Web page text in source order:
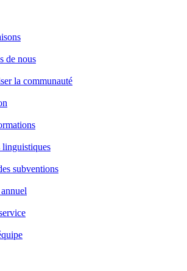
de nous
la communauté
linguistiques
subventions